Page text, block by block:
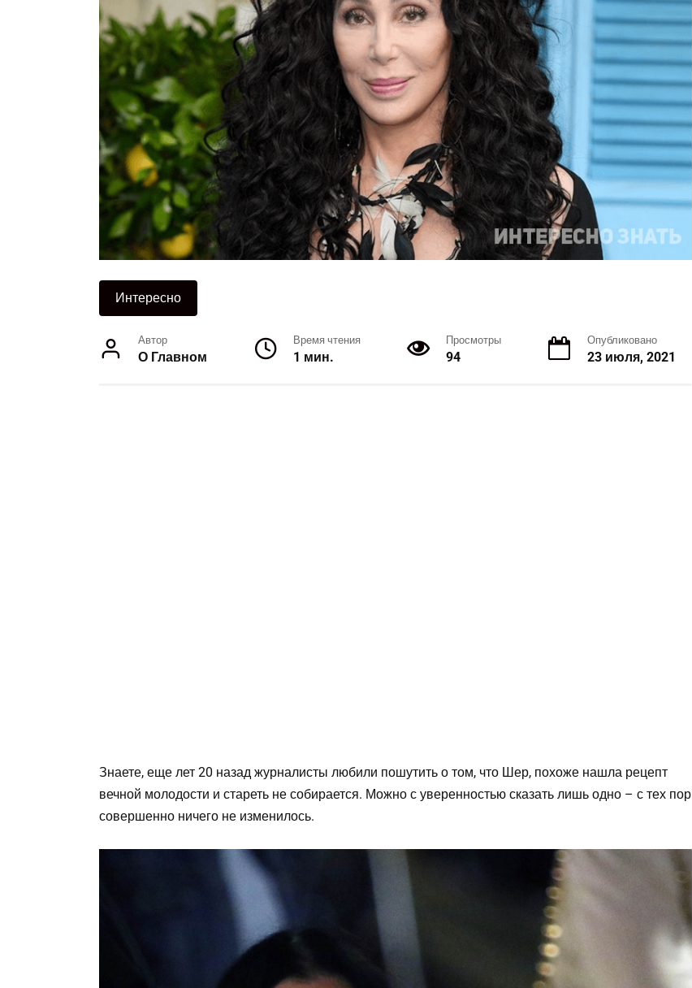
Интересно
Автор
О Главном
Время чтения
1 мин.
Просмотры
94
Опубликовано
23 июля, 2021
Знаете, еще лет 20 назад журналисты любили пошутить о том, что Шер, похоже нашла рецепт
вечной молодости и стареть не собирается. Можно с уверенностью сказать лишь одно – с тех пор
совершенно ничего не изменилось.